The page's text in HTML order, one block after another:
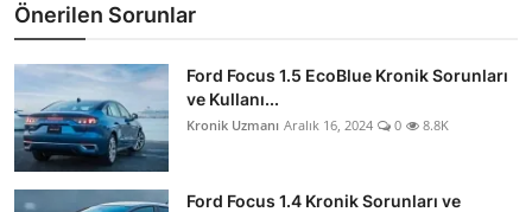
Önerilen Sorunlar
Ford Focus 1.5 EcoBlue Kronik Sorunları
ve Kullanı...
Kronik Uzmanı Aralık 16, 2024 0 8.8K
Ford Focus 1.4 Kronik Sorunları ve